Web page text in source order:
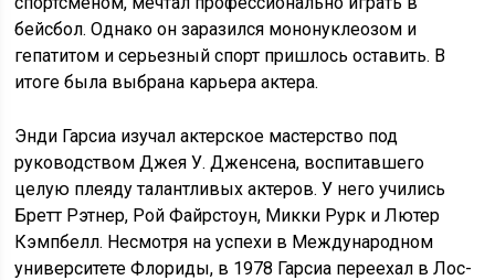
бейсбол. Однако он заразился мононуклеозом и
гепатитом и серьезный спорт пришлось оставить. В
итоге была выбрана карьера актера.
Энди Гарсиа изучал актерское мастерство под
руководством Джея У. Дженсена, воспитавшего
целую плеяду талантливых актеров. У него учились
Бретт Рэтнер, Рой Файрстоун, Микки Рурк и Лютер
Кэмпбелл. Несмотря на успехи в Международном
университете Флориды, в 1978 Гарсиа переехал в Лос-